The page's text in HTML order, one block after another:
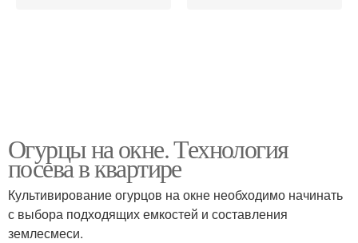
Огурцы на окне. Технология
посева в квартире
Культивирование огурцов на окне необходимо начинать
с выбора подходящих емкостей и составления
землесмеси.